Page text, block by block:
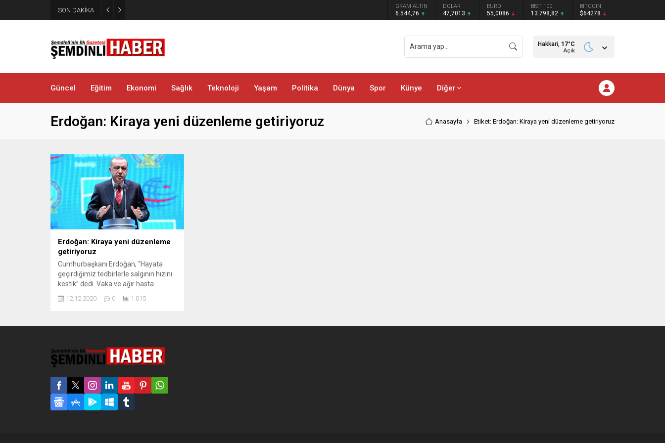
SON DAKİKA GRAM ALTIN
6.544,76
DOLAR
47,7013
EURO
55,0086
BIST 100
13.798,82
BITCOIN
$64278
Hakkari, 17°C
Açık
Güncel Eğitim Ekonomi Sağlık Teknoloji Yaşam Politika Dünya Spor Künye Diğer
Erdoğan: Kiraya yeni düzenleme getiriyoruz Anasayfa Etiket: Erdoğan: Kiraya yeni düzenleme getiriyoruz
Erdoğan: Kiraya yeni düzenleme
getiriyoruz
Cumhurbaşkanı Erdoğan, “Hayata
geçirdiğimiz tedbirlerle salgının hızını
kestik” dedi. Vaka ve ağır hasta
kısıtlamaların peyderpey
Düzbağ İçme Suyu İsale Hattı ve
Doğanpınar Barajı Açılış Töreni’ne
kiralarda düzenlemeye...
12.12.2020 0 1.015